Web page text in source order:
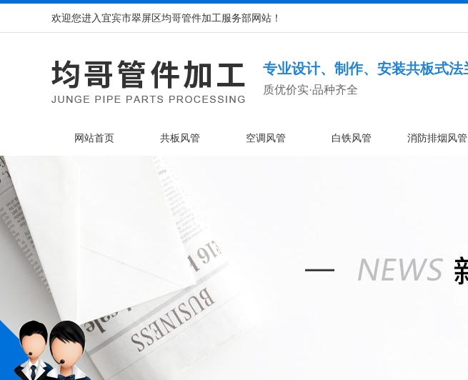
欢迎您进入宜宾市翠屏区均哥管件加工服务部网站！
专业设计、制作、安装共板式法
质优价实·品种齐全
网站首页 共板风管 空调风管 白铁风管 消防排烟风管